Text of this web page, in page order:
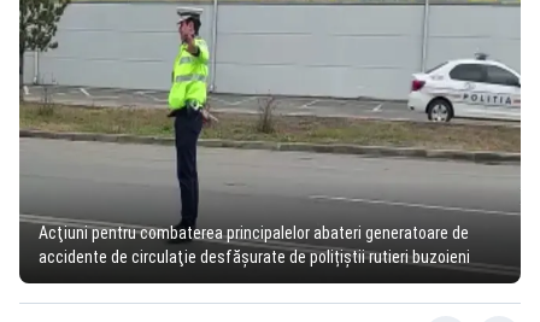
Acţiuni pentru combaterea principalelor abateri generatoare de
accidente de circulaţie desfășurate de polițiștii rutieri buzoieni